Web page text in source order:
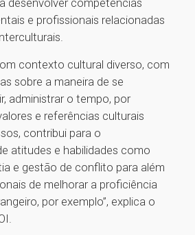
desenvolver competências
e profissionais relacionadas
contexto cultural diverso, com
sobre a maneira de se
administrar o tempo, por
e referências culturais
contribui para o
atitudes e habilidades como
e gestão de conflito para além
de melhorar a proficiência
por exemplo”, explica o